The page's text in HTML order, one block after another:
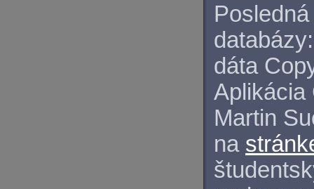
databázy:
dáta
Aplikácia
Martin
na